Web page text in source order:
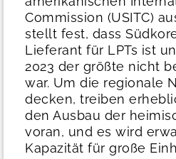
Commission (USITC)
stellt fest, dass
Lieferant für LPTs ist
2023 der größte nicht
war. Um die regionale
decken, treiben
den Ausbau der
voran, und es wird
Kapazität für große